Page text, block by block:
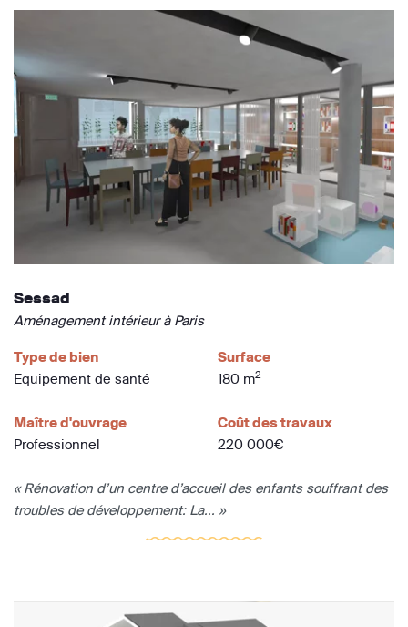
Sessad
Aménagement intérieur à Paris
Type de bien
Equipement de santé
Surface
180 m2
Maître d'ouvrage
Professionnel
Coût des travaux
220 000€
« Rénovation d’un centre d’accueil des enfants souffrant des
troubles de développement: La... »